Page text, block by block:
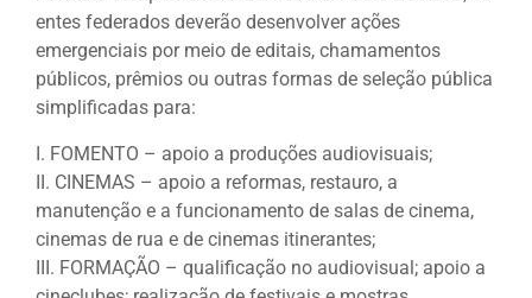
entes federados deverão desenvolver ações
emergenciais por meio de editais, chamamentos
públicos, prêmios ou outras formas de seleção pública
simplificadas para:
I. FOMENTO – apoio a produções audiovisuais;
II. CINEMAS – apoio a reformas, restauro, a
manutenção e a funcionamento de salas de cinema,
cinemas de rua e de cinemas itinerantes;
III. FORMAÇÃO – qualificação no audiovisual; apoio a